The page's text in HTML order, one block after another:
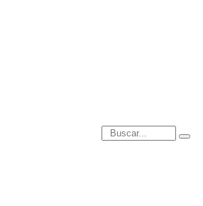
Introduce términos de